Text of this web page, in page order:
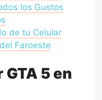
los Gustos
de tu Celular
Faroeste
GTA 5 en